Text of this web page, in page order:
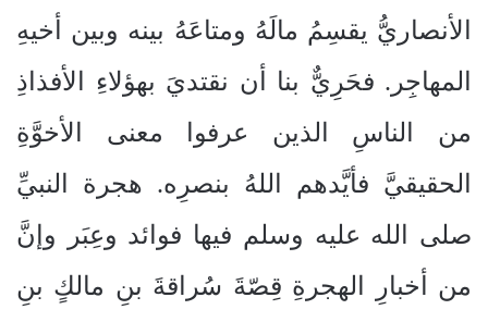
الأنصاريُّ يقسِمُ مالَهُ ومتاعَهُ بينه وبين أخيهِ
المهاجِر. فحَرِيٌّ بنا أن نقتديَ بهؤلاءِ الأفذاذِ
من الناسِ الذين عرفوا معنى الأخوَّةِ
الحقيقيَّ فأيَّدهم اللهُ بنصرِه. هجرة النبيِّ
صلى الله عليه وسلم فيها فوائد وعِبَر وإنَّ
من أخبارِ الهجرةِ قِصّةَ سُراقةَ بنِ مالكٍ بنِ